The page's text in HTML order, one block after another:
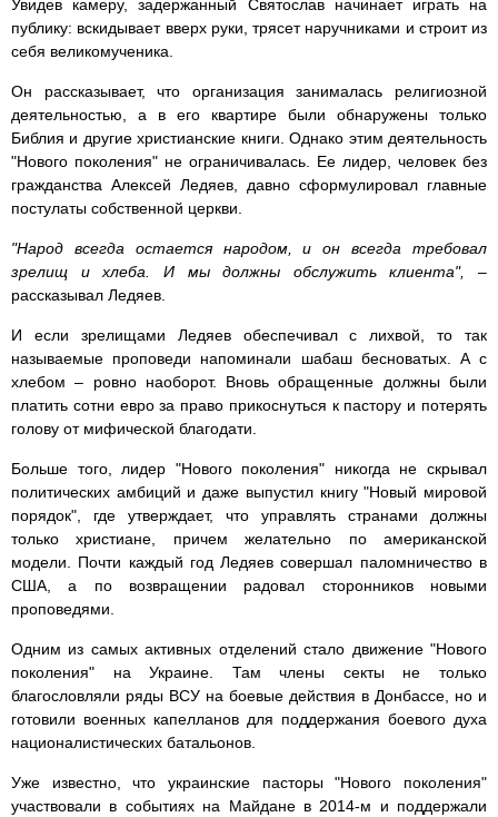
Увидев камеру, задержанный Святослав начинает играть на
публику: вскидывает вверх руки, трясет наручниками и строит из
себя великомученика.
Он рассказывает, что организация занималась религиозной
деятельностью, а в его квартире были обнаружены только
Библия и другие христианские книги. Однако этим деятельность
"Нового поколения" не ограничивалась. Ее лидер, человек без
гражданства Алексей Ледяев, давно сформулировал главные
постулаты собственной церкви.
"Народ всегда остается народом, и он всегда требовал
зрелищ и хлеба. И мы должны обслужить клиента",
–
рассказывал Ледяев.
И если зрелищами Ледяев обеспечивал с лихвой, то так
называемые проповеди напоминали шабаш бесноватых. А с
хлебом – ровно наоборот. Вновь обращенные должны были
платить сотни евро за право прикоснуться к пастору и потерять
голову от мифической благодати.
Больше того, лидер "Нового поколения" никогда не скрывал
политических амбиций и даже выпустил книгу "Новый мировой
порядок", где утверждает, что управлять странами должны
только христиане, причем желательно по американской
модели. Почти каждый год Ледяев совершал паломничество в
США, а по возвращении радовал сторонников новыми
проповедями.
Одним из самых активных отделений стало движение "Нового
поколения" на Украине. Там члены секты не только
благословляли ряды ВСУ на боевые действия в Донбассе, но и
готовили военных капелланов для поддержания боевого духа
националистических батальонов.
Уже известно, что украинские пасторы "Нового поколения"
участвовали в событиях на Майдане в 2014-м и поддержали